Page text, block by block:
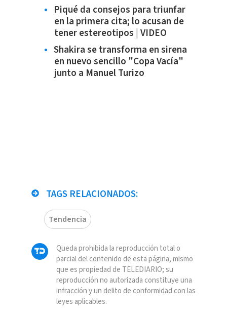
Piqué da consejos para triunfar
en la primera cita; lo acusan de
tener estereotipos | VIDEO
Shakira se transforma en sirena
en nuevo sencillo "Copa Vacía"
junto a Manuel Turizo
TAGS RELACIONADOS:
Tendencia
Queda prohibida la reproducción total o
parcial del contenido de esta página, mismo
que es propiedad de TELEDIARIO; su
reproducción no autorizada constituye una
infracción y un delito de conformidad con las
leyes aplicables.